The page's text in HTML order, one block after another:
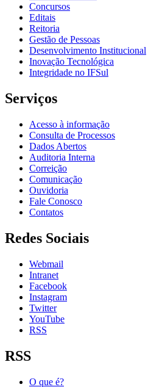
Concursos
Editais
Reitoria
Gestão de Pessoas
Desenvolvimento Institucional
Inovação Tecnológica
Integridade no IFSul
Serviços
Acesso à informação
Consulta de Processos
Dados Abertos
Auditoria Interna
Correição
Comunicação
Ouvidoria
Fale Conosco
Contatos
Redes Sociais
Webmail
Intranet
Facebook
Instagram
Twitter
YouTube
RSS
RSS
O que é?